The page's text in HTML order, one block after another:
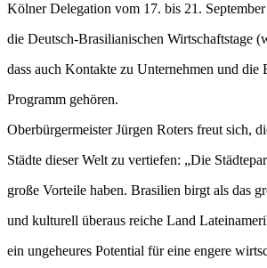
Kölner Delegation vom 17. bis 21.
die Deutsch-Brasilianischen Wirtschaftstage
dass auch Kontakte zu Unternehmen und
Programm gehören.
Oberbürgermeister Jürgen Roters freut sich,
Städte dieser Welt zu vertiefen: „Die
große Vorteile haben. Brasilien birgt als das
und kulturell überaus reiche Land
ein ungeheures Potential für eine engere